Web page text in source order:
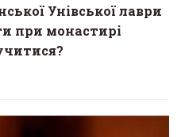
Унівської лаври
при монастирі